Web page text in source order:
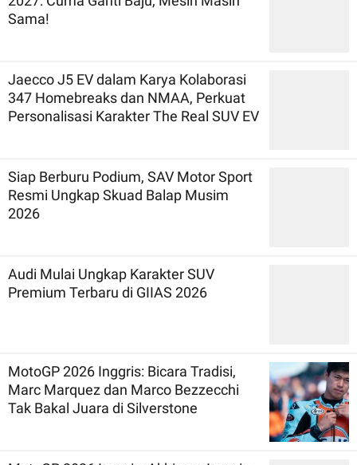
Sama!
Jaecco J5 EV dalam Karya Kolaborasi
347 Homebreaks dan NMAA, Perkuat
Personalisasi Karakter The Real SUV EV
Siap Berburu Podium, SAV Motor Sport
Resmi Ungkap Skuad Balap Musim
2026
Audi Mulai Ungkap Karakter SUV
Premium Terbaru di GIIAS 2026
MotoGP 2026 Inggris: Bicara Tradisi,
Marc Marquez dan Marco Bezzecchi
Tak Bakal Juara di Silverstone